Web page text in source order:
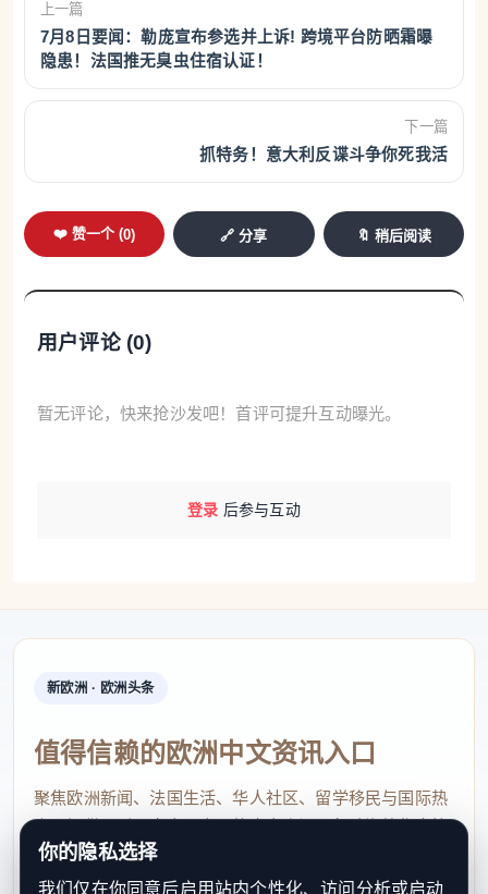
上一篇
7月8日要闻：勒庞宣布参选并上诉! 跨境平台防晒霜曝
隐患！法国推无臭虫住宿认证！
下一篇
抓特务！意大利反谍斗争你死我活
❤️ 赞一个 (0) 🔗 分享 🔖 稍后阅读
用户评论 (0)
暂无评论，快来抢沙发吧！首评可提升互动曝光。
登录 后参与互动
新欧洲 · 欧洲头条
值得信赖的欧洲中文资讯入口
聚焦欧洲新闻、法国生活、华人社区、留学移民与国际热
点，提供及时、真实、实用的中文资讯，帮助海外华人快
速了解欧洲动态。
你的隐私选择
我们仅在你同意后启用站内个性化、访问分析或启动